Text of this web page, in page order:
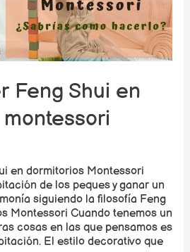
Feng Shui en
en dormitorios Montessori
de los peques y ganar un
siguiendo la filosofía Feng
Montessori Cuando tenemos un
cosas en las que pensamos es
El estilo decorativo que